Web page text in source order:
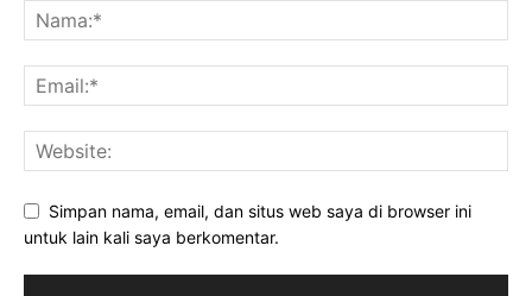
Simpan nama, email, dan situs web saya di browser ini
untuk lain kali saya berkomentar.